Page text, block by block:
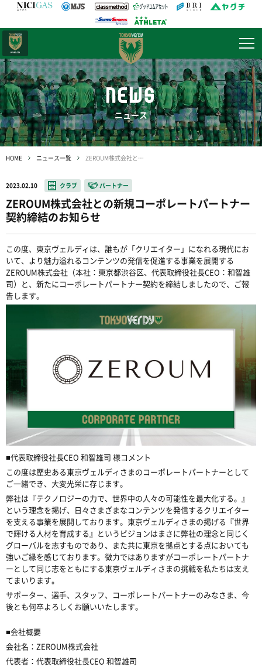
NEWS
ニュース
HOME ニュース一覧 ZEROUM株式会社との新規コーポレートパートナー契約締結のお知らせ
2023.02.10 クラブ パートナー
ZEROUM株式会社との新規コーポレートパートナー
契約締結のお知らせ
この度、東京ヴェルディは、 誰もが「クリエイター」になれる現代にお
いて、より魅力溢れるコンテンツの発信を促進する事業を展開する
ZEROUM株式会社（本社：東京都渋谷区、代表取締役社長CEO ：和智雄
司）と、新たにコーポレートパートナー契約を締結しましたので、ご報
告します。
■代表取締役社長CEO 和智雄司 様コメント
この度は歴史ある東京ヴェルディさまのコーポレートパートナーとして
ご一緒でき、大変光栄に存じます。
弊社は『テクノロジーの力で、世界中の人々の可能性を最大化する。』
という理念を掲げ、日々さまざまなコンテンツを発信するクリエイター
を支える事業を展開しております。東京ヴェルディさまの掲げる『世界
で輝ける人材を育成する』というビジョンはまさに弊社の理念と同じく
グローバルを志すものであり、また共に東京を拠点とする点においても
強いご縁を感じております。微⼒ではありますがコーポレートパートナ
ーとして同じ志をともにする東京ヴェルディさまの挑戦を私たちは⽀え
てまいります。
サポーター、選手、スタッフ、コーポレートパートナーのみなさま、今
後とも何卒よろしくお願いいたします。
■会社概要
会社名： ZEROUM株式会社
代表者：代表取締役社長CEO 和智雄司